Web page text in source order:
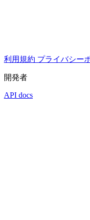
利用規約 プライバシー
開発者
API docs